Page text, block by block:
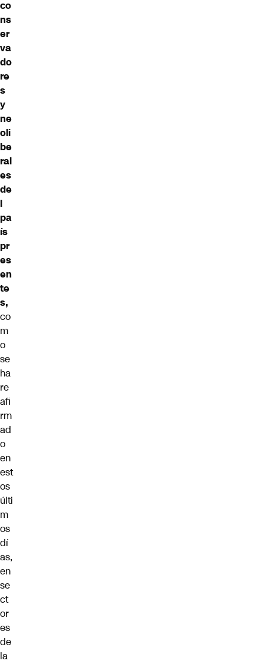
co
ns
er
va
do
re
s
y
ne
oli
be
ral
es
de
l
pa
ís
pr
es
en
te
s,
co
m
o
se
ha
re
afi
rm
ad
o
en
est
os
últi
m
os
dí
as,
en
se
ct
or
es
de
la